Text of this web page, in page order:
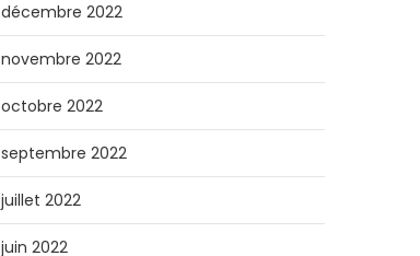
décembre 2022
novembre 2022
octobre 2022
septembre 2022
juillet 2022
juin 2022